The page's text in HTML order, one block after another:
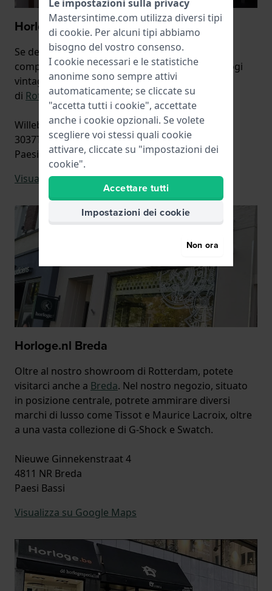
Horloge.nl Rotterdam
Se desiderate visionare la nostra collezione
completa o incontrare il nostro esperto di orologi
vintage, visitate il flagship store Horloge.nl
di Rotterdam.
Willebrordusstraat 14
3037TR Rotterdam
Paesi Bassi
Visualizza su Google Maps
Horloge.nl Breda
Oltre al nostro showroom di Rotterdam, potete
visitarci anche a Breda. Nel nostro negozio, situato
in posizione centrale, potrete ammirare diversi
marchi di lusso come Tissot e Maurice Lacroix, oltre
a una vasta collezione di G-Shock e Swatch.
Nieuwe Ginnekenstraat 4
4811 NR Breda
Paesi Bassi
Visualizza su Google Maps
Le impostazioni sulla privacy
Mastersintime.com utilizza diversi tipi
di cookie. Per alcuni tipi abbiamo
bisogno del vostro consenso.
I cookie necessari e le statistiche
anonime sono sempre attivi
automaticamente; se cliccate su
"accetta tutti i cookie", accettate
anche i cookie opzionali. Se volete
scegliere voi stessi quali cookie
attivare, cliccate su "impostazioni dei
cookie".
Accettare tutti
Impostazioni dei cookie
Non ora